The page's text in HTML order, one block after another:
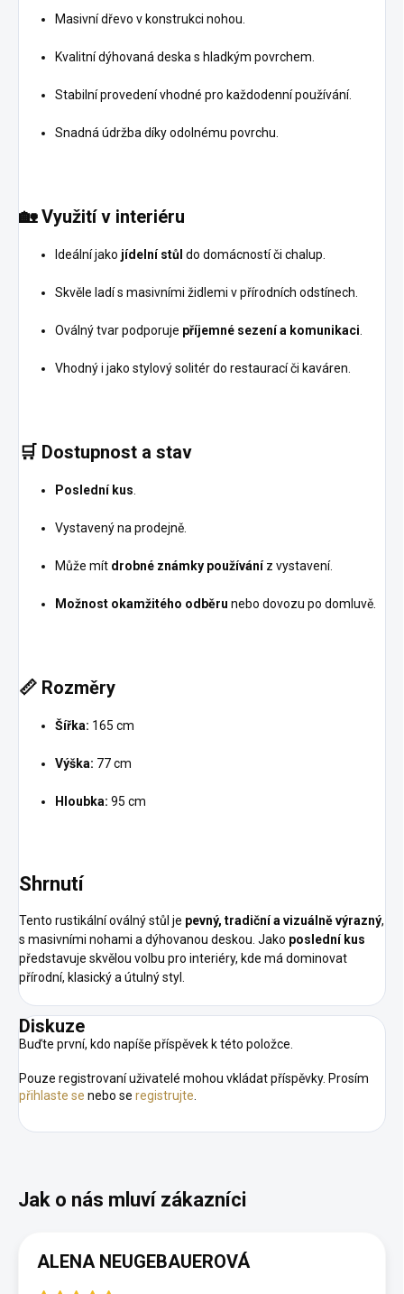
Masivní dřevo v konstrukci nohou.
Kvalitní dýhovaná deska s hladkým povrchem.
Stabilní provedení vhodné pro každodenní používání.
Snadná údržba díky odolnému povrchu.
🏡Využití v interiéru
Ideální jako jídelní stůl do domácností či chalup.
Skvěle ladí s masivními židlemi v přírodních odstínech.
Oválný tvar podporuje příjemné sezení a komunikaci
Vhodný i jako stylový solitér do restaurací či kaváren.
🛒 Dostupnost a stav
Poslední kus
Vystavený na prodejně.
Může mít drobné známky používáníz vystavení.
Možnost okamžitého odběru nebo dovozu po domluvě.
📏 Rozměry
Šířka: 165 cm
Výška: 77 cm
Hloubka: 95 cm
Shrnutí
Tento rustikální oválný stůl je pevný, tradiční a vizuálně výrazný,
s masivními nohami a dýhovanou deskou. Jako poslední kus
představuje skvělou volbu pro interiéry, kde má dominovat
přírodní, klasický a útulný styl.
Diskuze
Buďte první, kdo napíše příspěvek k této položce.
Pouze registrovaní uživatelé mohou vkládat příspěvky. Prosím
přihlaste se nebo se registrujte
ALENA NEUGEBAUEROVÁ